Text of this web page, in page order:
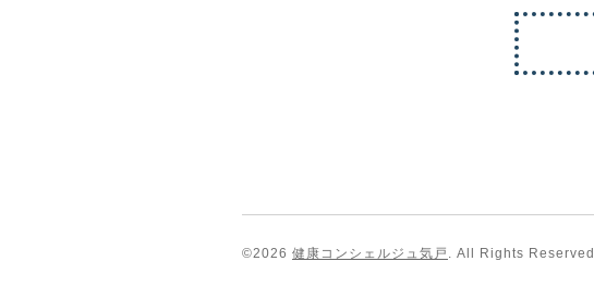
©2026 健康コンシェルジュ気戸 . All Rights Reserved.